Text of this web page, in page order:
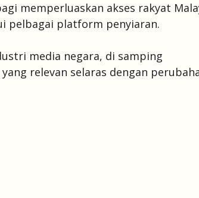
memperluaskan akses rakyat
pelbagai platform penyiaran.
media negara, di samping
relevan selaras dengan